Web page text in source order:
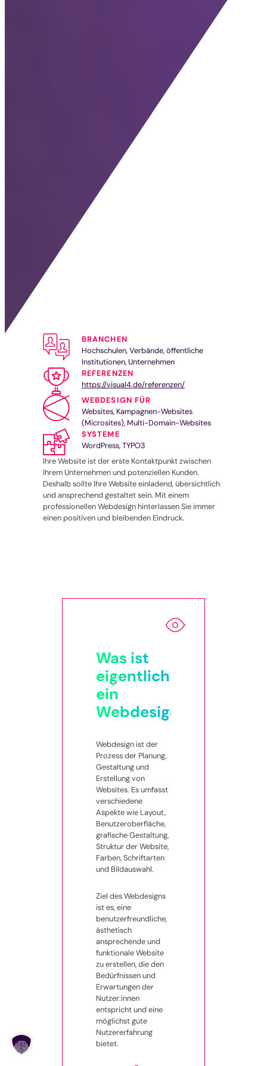
BRANCHEN
Hochschulen, Verbände, öffentliche
Institutionen, Unternehmen
REFERENZEN
https://visual4.de/referenzen/
WEBDESIGN FÜR
Websites, Kampagnen-Websites
(Microsites), Multi-Domain-Websites
SYSTEME
WordPress, TYPO3
Ihre Website ist der erste Kontaktpunkt zwischen
Ihrem Unternehmen und potenziellen Kunden.
Deshalb sollte Ihre Website einladend, übersichtlich
und ansprechend gestaltet sein. Mit einem
professionellen Webdesign hinterlassen Sie immer
einen positiven und bleibenden Eindruck.
Was ist
eigentlich
ein
Webdesign?
Webdesign ist der
Prozess der Planung,
Gestaltung und
Erstellung von
Websites. Es umfasst
verschiedene
Aspekte wie Layout,
Benutzeroberfläche,
grafische Gestaltung,
Struktur der Website,
Farben, Schriftarten
und Bildauswahl.
Ziel des Webdesigns
ist es, eine
benutzerfreundliche,
ästhetisch
ansprechende und
funktionale Website
zu erstellen, die den
Bedürfnissen und
Erwartungen der
Nutzer:innen
entspricht und eine
möglichst gute
Nutzererfahrung
bietet.